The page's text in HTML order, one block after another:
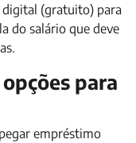
digital (gratuito) para
do salário que deve
para
empréstimo